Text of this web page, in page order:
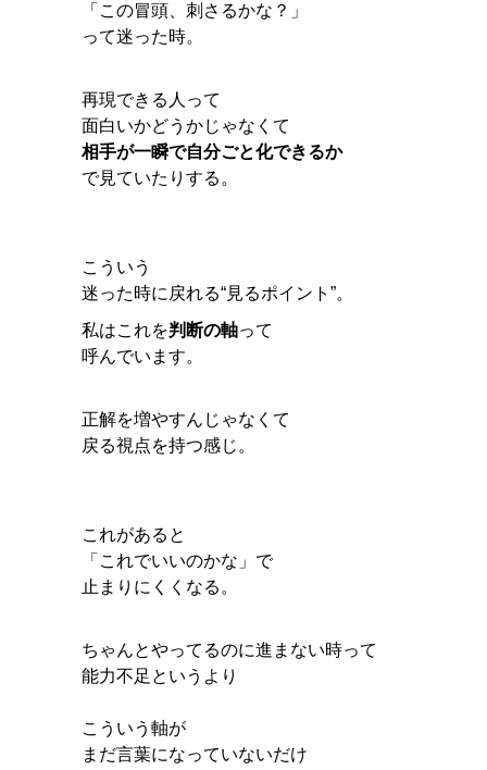
「この冒頭、刺さるかな？」
って迷った時。
再現できる人って
面白いかどうかじゃなくて
相手が一瞬で自分ごと化できるか
で見ていたりする。
こういう
迷った時に戻れる“見るポイント”。
私はこれを判断の軸って
呼んでいます。
正解を増やすんじゃなくて
戻る視点を持つ感じ。
これがあると
「これでいいのかな」で
止まりにくくなる。
ちゃんとやってるのに進まない時って
能力不足というより
こういう軸が
まだ言葉になっていないだけ